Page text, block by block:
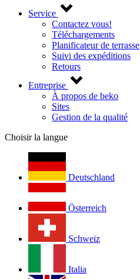
Service
Contactez vous!
Téléchargements
Planificateur de terrasse
Suivi des expéditions
Retours
Entreprise
À propos de beko
Sites
Gestion de la qualité
Choisir la langue
Deutschland
Österreich
Schweiz
Italia